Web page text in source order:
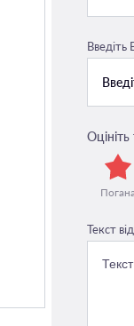
Оцініть
Погана
Текст